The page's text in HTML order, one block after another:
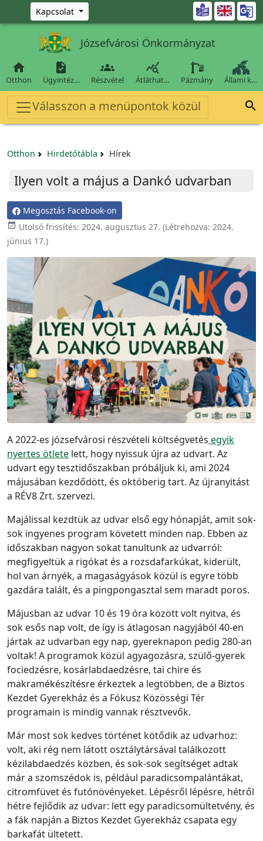
Ugrás a fő tartalomra
Kapcsolat 
Józsefvárosi Önkormányzat

Otthon

Ügyintéz…

Részvétel

Átláthat… Pázmány Állami k…
Válasszon a menüpontok közül 
Otthon Hirdetőtábla Hírek
Ilyen volt a május a Dankó udvarban
Megosztás Facebook-on
 Utolsó frissítés: 2024. augusztus 27. (Létrehozva: 2024.
június 17.)
A 2022-es józsefvárosi részvételi költségvetés egyik
nyertes ötlete lett, hogy nyissuk újra az udvart. Az
udvart egy tesztidőszakban próbáljuk ki, ami 2024
májusában kezdődött, és októberig tart. Az újranyitást
a RÉV8 Zrt. szervezi.
Majálissal kezdtük az udvar első egy hónapját, amit sok-
sok ingyenes program követett minden nap. Ebben az
időszakban nagyon sokat tanultunk az udvarról:
megfigyeltük a rigókat és a rozsdafarkúkat, kiderült,
hol van árnyék, a magaságyások közül is egyre több
gazdára talált, és a pingpongasztal sem maradt poros.
Májusban az udvar 10 és 19 óra között volt nyitva, és
sok esős nap volt, de így is átlagosan nagyjából 40-en
jártak az udvarban egy nap, gyereknapon pedig 280-an
voltak! A programok közül agyagozásra, szülő-gyerek
fociedzésre, kosárlabdaedzésre, tai chire és
makramékészítésre érkeztek a legtöbben, de a Biztos
Kezdet Gyerekház és a Fókusz Közösségi Tér
programain is mindig vannak résztvevők.
Már most sok kedves történet kötődik az udvarhoz:
volt, aki rég nem látott osztálytársával találkozott
kézilabdaedzés közben, és sok-sok segítséget adtak
már a szomszédok is, például paradicsompalántákat,
citromfüvet és futónövényeket. Lépésről lépésre, hétről
hétre fejlődik az udvar: lett egy paradicsomültetvény, és
a fák napján a Biztos Kezdet Gyerekház csapata egy
barkafát ültetett.